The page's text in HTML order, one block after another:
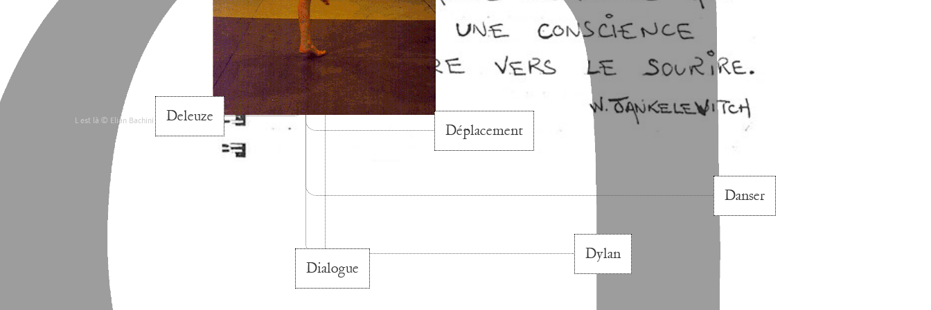
Deleuze
Dialogue
Déplacement
Dylan
Danser
L est là © Elian Bachini